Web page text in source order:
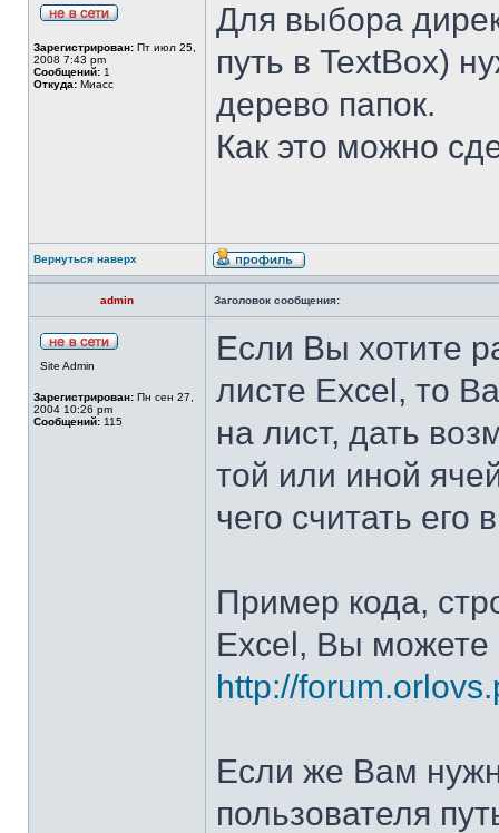
Зарегистрирован: Пт июл 25,
2008 7:43 pm
Сообщений: 1
Откуда: Миасс
Для выбора
путь в TextBox)
дерево папок.
Как это можно
Вернуться наверх
admin Заголовок сообщения:
Site Admin
Зарегистрирован: Пн сен 27,
2004 10:26 pm
Сообщений: 115
Если Вы хотите
листе Excel, то
на лист, дать
той или иной
чего считать его
Пример кода,
Excel, Вы можете
http://
Если же Вам
пользователя